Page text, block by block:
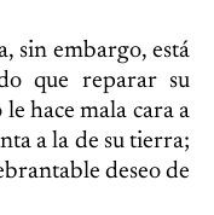
sin embargo, está
que reparar su
hace mala cara a
a la de su tierra;
deseo de